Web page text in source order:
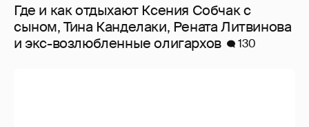
Где и как отдыхают Ксения Собчак с
сыном, Тина Канделаки, Рената Литвинова
и экс-возлюбленные олигархов
130